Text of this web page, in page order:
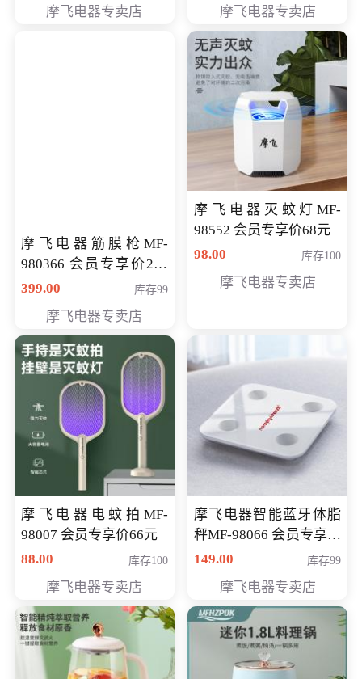
摩飞电器专卖店 摩飞电器专卖店
摩飞电器筋膜枪MF-
980366 会员专享价299
元
399.00 库存99
摩飞电器专卖店
摩飞电器灭蚊灯MF-
98552 会员专享价68元
98.00
库存100
摩飞电器专卖店
摩飞电器电蚊拍MF-
98007 会员专享价66元
88.00
库存100
摩飞电器专卖店
摩飞电器智能蓝牙体脂
秤MF-98066 会员专享价
98元
149.00 库存99
摩飞电器专卖店